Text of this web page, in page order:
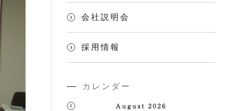
会社説明会
採用情報
カレンダー
August 2026